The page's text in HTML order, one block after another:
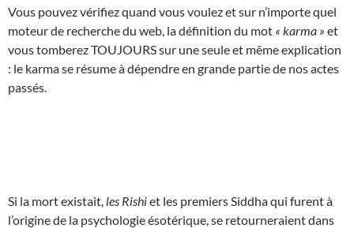
Vous pouvez vérifiez quand vous voulez et sur n’importe quel
moteur de recherche du web, la définition du mot « karma » et
vous tomberez TOUJOURS sur une seule et même explication
: le karma se résume à dépendre en grande partie de nos actes
passés.
Si la mort existait, les Rishiet les premiers Siddha qui furent à
l’origine de la psychologie ésotérique, se retourneraient dans